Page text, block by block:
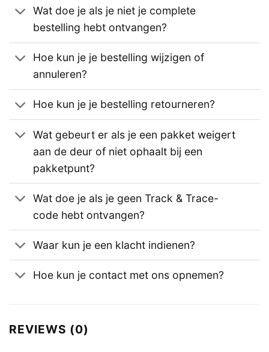
Wat doe je als je niet je complete
bestelling hebt ontvangen?
Hoe kun je je bestelling wijzigen of
annuleren?
Hoe kun je je bestelling retourneren?
Wat gebeurt er als je een pakket weigert
aan de deur of niet ophaalt bij een
pakketpunt?
Wat doe je als je geen Track & Trace-
code hebt ontvangen?
Waar kun je een klacht indienen?
Hoe kun je contact met ons opnemen?
REVIEWS (0)